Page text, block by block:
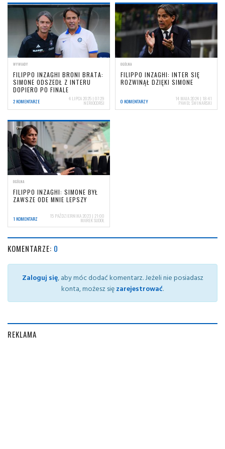
WYWIADY
FILIPPO INZAGHI BRONI BRATA:
SIMONE ODSZEDŁ Z INTERU
DOPIERO PO FINALE
2 KOMENTARZE 4 LIPCA 2025 | 07:29
NERIOCORSI
OGÓLNA
FILIPPO INZAGHI: INTER SIĘ
ROZWINĄŁ DZIĘKI SIMONE
0 KOMENTARZY 14 MAJA 2024 | 18:41
PAWEŁ ŚWINARSKI
OGÓLNA
FILIPPO INZAGHI: SIMONE BYŁ
ZAWSZE ODE MNIE LEPSZY
1 KOMENTARZ 15 PAŹDZIERNIKA 2023 | 21:00
MAREK SUDOŁ
KOMENTARZE: 0
Zaloguj się, aby móc dodać komentarz. Jeżeli nie posiadasz
konta, możesz sięzarejestrować.
REKLAMA